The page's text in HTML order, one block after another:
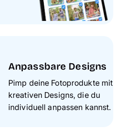
Anpassbare Designs
Pimp deine Fotoprodukte mit
kreativen Designs, die du
individuell anpassen kannst.